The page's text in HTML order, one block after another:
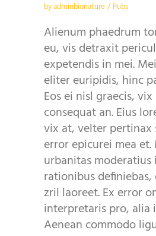
byadminbionature Pubs
Alienum phaedrum
eu, vis detraxit
expetendis in mei.
eliter euripidis, hinc
Eos ei nisl graecis,
consequat an. Eius
vix at, velter pertinax
error epicurei mea
urbanitas moderatius
rationibus
zril laoreet. Ex error
interpretaris pro, alia
Aenean commodo